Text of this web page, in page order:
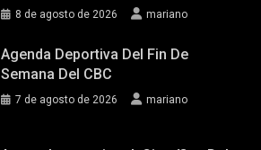
8 de agosto de 2026 mariano
Agenda Deportiva Del Fin De
Semana Del CBC
7 de agosto de 2026 mariano